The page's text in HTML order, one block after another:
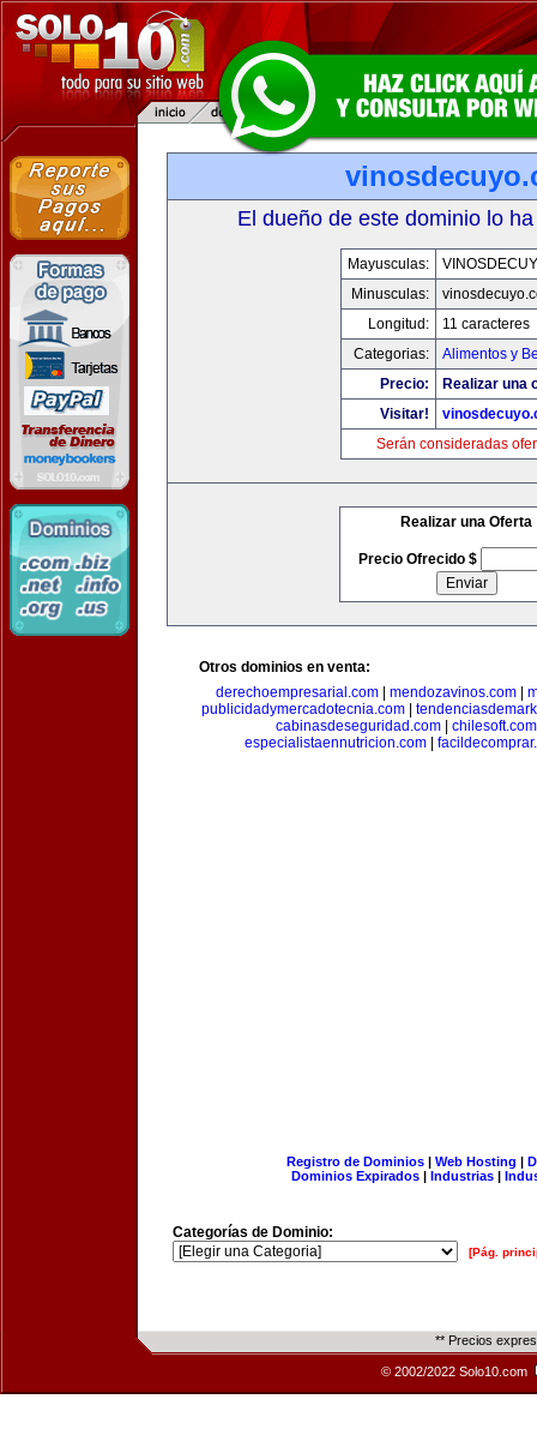
El dueño de este dominio lo
Mayusculas:
Minusculas:
Longitud:
11 caracteres
Categorias:
Alimentos y
Precio:
Realizar una
Visitar!
Serán consideradas
Realizar una Oferta
Precio Ofrecido $
Otros dominios en venta:
derechoempresarial.com
mendozavinos.com
publicidadymercadotecnia.com|
cabinasdeseguridad.com| chilesoft.com
especialistaennutricion.com|
Registro de Dominios| Web Hosting |
Dominios Expirados | Industrias |
Categorías de Dominio:
[Pág.
** Precios
© 2002/2022 Solo10.com